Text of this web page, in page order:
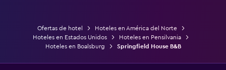
Ofertas de hotel
Hoteles en América del Norte
Hoteles en Estados Unidos
Hoteles en Pensilvania
Hoteles en Boalsburg
Springfield House B&B